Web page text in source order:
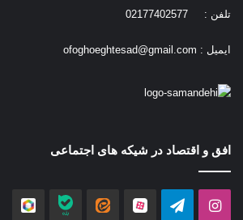
تلفن : 02177402577
ایمیل : ofoghoeghtesad@gmail.com
افق و اقتصاد در شیکه های اجتماعی
اینستاگرامتلگرام آپارات ایتا بله